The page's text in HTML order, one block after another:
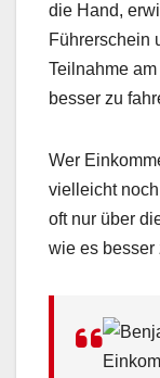
die Hand,
Führerschein
Teilnahme
besser zu
Wer
vielleicht
oft nur über
wie es besser